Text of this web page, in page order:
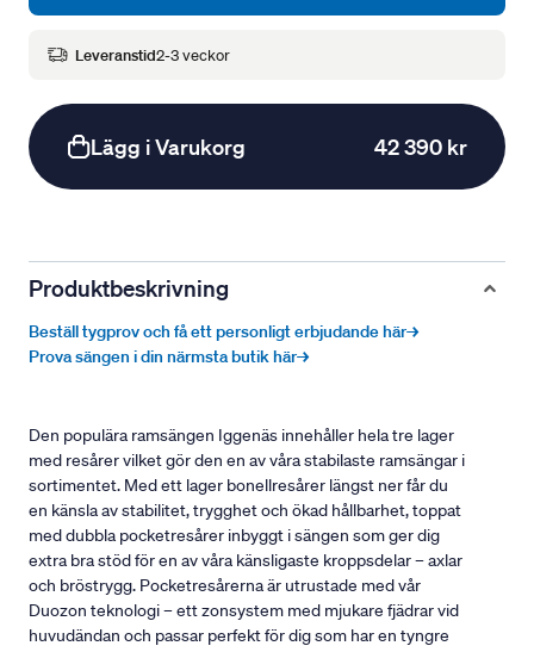
Leveranstid2-3 veckor
Lägg i Varukorg 42 390 kr
Produktbeskrivning
Beställ tygprov och få ett personligt erbjudande här→
Prova sängen i din närmsta butik här→
Den populära ramsängen Iggenäs innehåller hela tre lager
med resårer vilket gör den en av våra stabilaste ramsängar i
sortimentet. Med ett lager bonellresårer längst ner får du
en känsla av stabilitet, trygghet och ökad hållbarhet, toppat
med dubbla pocketresårer inbyggt i sängen som ger dig
extra bra stöd för en av våra känsligaste kroppsdelar – axlar
och bröstrygg. Pocketresårerna är utrustade med vår
Duozon teknologi – ett zonsystem med mjukare fjädrar vid
huvudändan och passar perfekt för dig som har en tyngre